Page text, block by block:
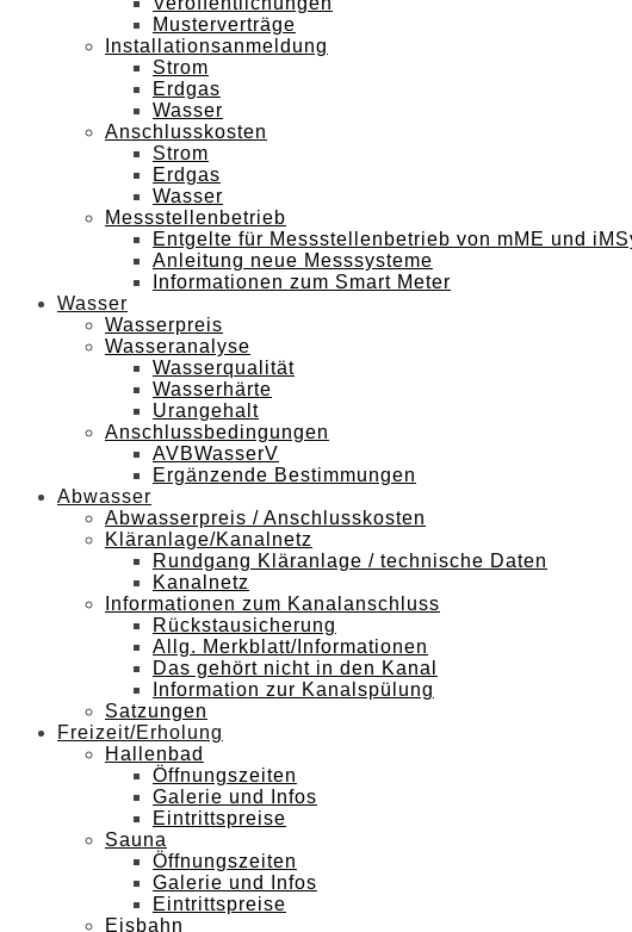
Musterverträge
Installationsanmeldung
Strom
Erdgas
Wasser
Anschlusskosten
Strom
Erdgas
Wasser
Messstellenbetrieb
Entgelte für Messstellenbetrieb von mME und
Anleitung neue Messsysteme
Informationen zum Smart Meter
Wasser
Wasserpreis
Wasseranalyse
Wasserqualität
Wasserhärte
Urangehalt
Anschlussbedingungen
AVBWasserV
Ergänzende Bestimmungen
Abwasser
Abwasserpreis / Anschlusskosten
Kläranlage/Kanalnetz
Rundgang Kläranlage / technische Daten
Kanalnetz
Informationen zum Kanalanschluss
Rückstausicherung
Allg. Merkblatt/Informationen
Das gehört nicht in den Kanal
Information zur Kanalspülung
Satzungen
Freizeit/Erholung
Hallenbad
Öffnungszeiten
Galerie und Infos
Eintrittspreise
Sauna
Öffnungszeiten
Galerie und Infos
Eintrittspreise
Eisbahn